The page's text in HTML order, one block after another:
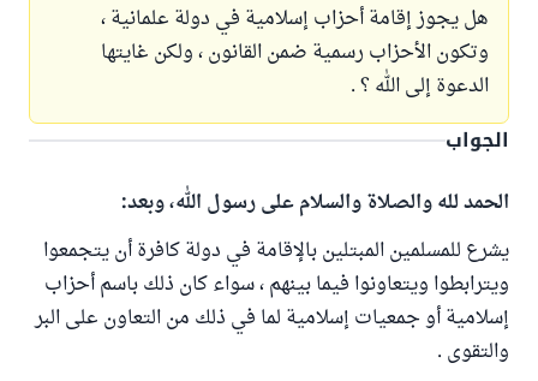
هل يجوز إقامة أحزاب إسلامية في دولة علمانية ،
وتكون الأحزاب رسمية ضمن القانون ، ولكن غايتها
الدعوة إلى الله ؟ .
الجواب
الحمد لله والصلاة والسلام على رسول الله، وبعد:
يشرع للمسلمين المبتلين بالإقامة في دولة كافرة أن يتجمعوا
ويترابطوا ويتعاونوا فيما بينهم ، سواء كان ذلك باسم أحزاب
إسلامية أو جمعيات إسلامية لما في ذلك من التعاون على البر
والتقوى .